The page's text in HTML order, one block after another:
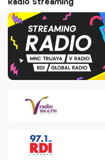
Radio Streaming